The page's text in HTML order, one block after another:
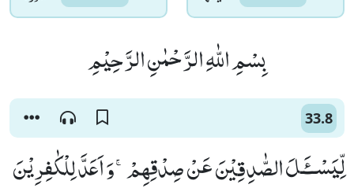
بِسْمِ اللّٰهِ الرَّحْمٰنِ الرَّحِیْمِ
33.8
لِّیَسْــٴَـلَ الصّٰدِقِیْنَ عَنْ صِدْقِهِمْۚ-وَ اَعَدَّ لِلْكٰفِرِیْنَ